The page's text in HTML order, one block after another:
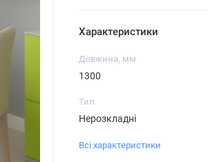
Характеристики
Довжина, мм
1300
Тип
Нерозкладні
Всі характеристики